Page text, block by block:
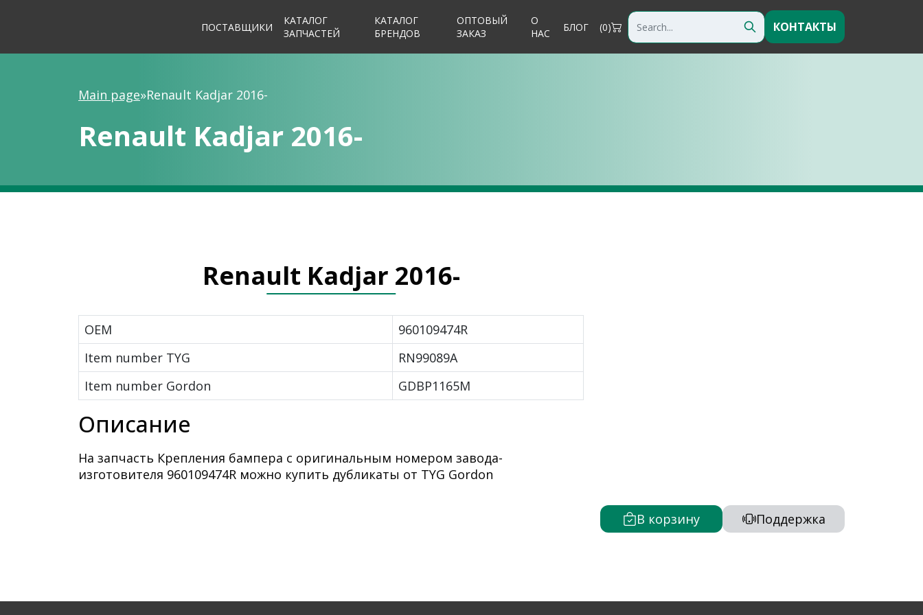
ПОСТАВЩИКИ
КАТАЛОГ
ЗАПЧАСТЕЙ
КАТАЛОГ
БРЕНДОВ
ОПТОВЫЙ
ЗАКАЗ
О
НАС
БЛОГ (0) КОНТАКТЫ
Main page»Renault Kadjar 2016-
Renault Kadjar 2016-
В корзину Поддержка
Renault Kadjar 2016-
OEM
960109474R
Item number TYG
RN99089A
Item number Gordon
GDBP1165M
Описание
На запчасть Крепления бампера с оригинальным номером завода-
изготовителя 960109474R можно купить дубликаты от TYG Gordon